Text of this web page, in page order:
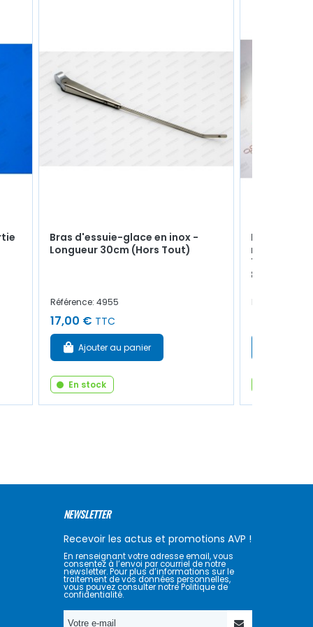
Bras d'essuie-glace en inox -
Longueur 30cm (Hors Tout)
Référence: 4955
17,00 € TTC
Ajouter au panier
En stock
Pochette
moteur
73mm) -
810) - R12 /
Référence:
NEWSLETTER
Recevoir les actus et promotions AVP !
En renseignant votre adresse email, vous
consentez à l’envoi par courriel de notre
newsletter. Pour plus d’informations sur le
traitement de vos données personnelles,
vous pouvez consulter notre Politique de
confidentialité.